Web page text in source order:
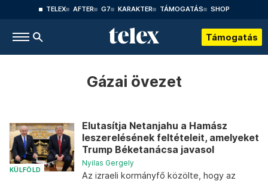
TELEX AFTER G7 KARAKTER TÁMOGATÁS SHOP
Támogatás
Gázai övezet
KÜLFÖLD
Elutasítja Netanjahu a Hamász
leszerelésének feltételeit, amelyeket
Trump Béketanácsa javasol
Nyilas Gergely
Az izraeli kormányfő közölte, hogy az